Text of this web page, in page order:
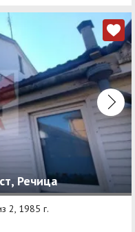
Речица
2, 1985 г.